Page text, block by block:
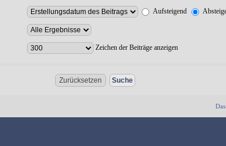
Aufsteigend
Zeichen der Beiträge anzeigen